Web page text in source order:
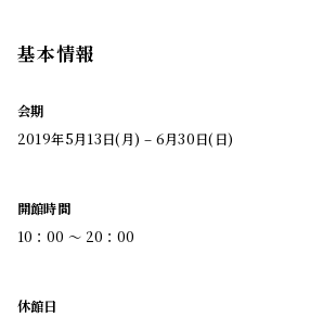
基本情報
会期
2019年5月13日(月) – 6月30日(日)
開館時間
10：00 ～ 20：00
休館日